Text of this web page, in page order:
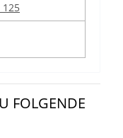
07/2006
FOLGENDE